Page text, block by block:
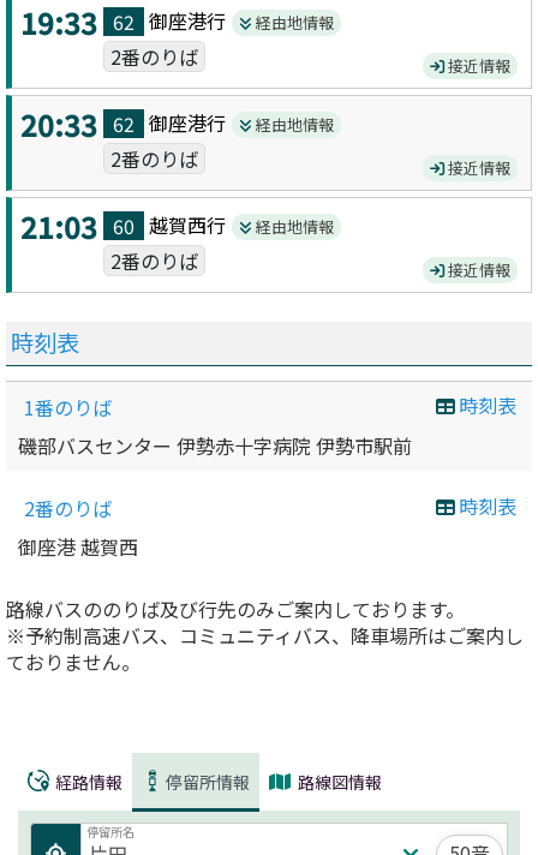
19:33 62 御座港行 経由地情報
2番のりば 接近情報
20:33 62 御座港行 経由地情報
2番のりば 接近情報
21:03 60 越賀西行 経由地情報
2番のりば 接近情報
時刻表
時刻表
1番のりば
磯部バスセンター 伊勢赤十字病院 伊勢市駅前
時刻表
2番のりば
御座港 越賀西
路線バスののりば及び行先のみご案内しております。
※予約制高速バス、コミュニティバス、降車場所はご案内し
ておりません。
経路情報 停留所情報 路線図情報
停留所名